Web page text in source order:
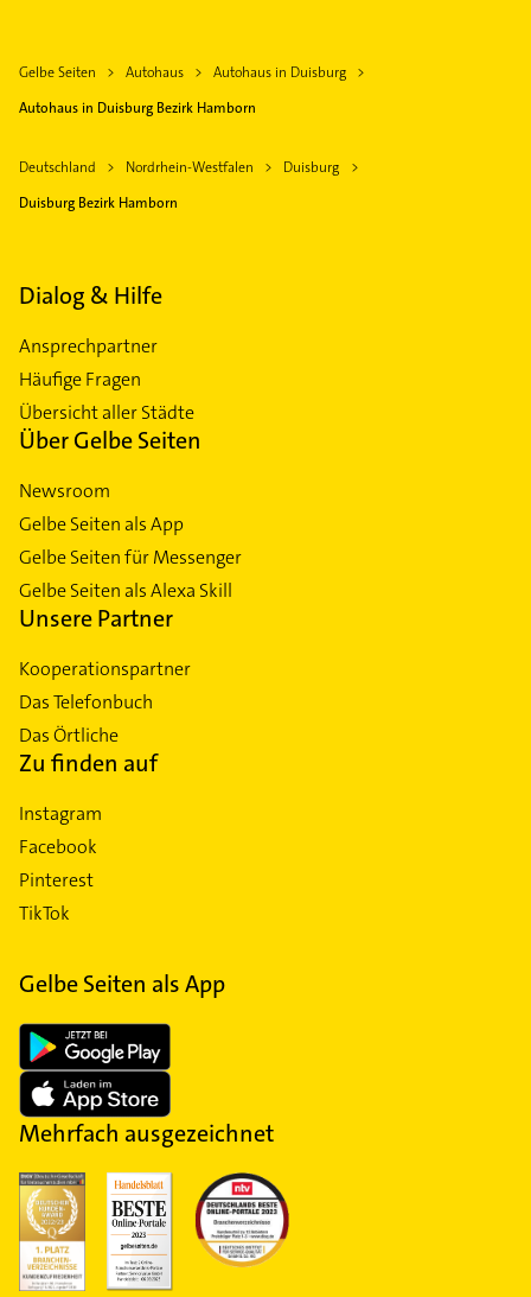
Gelbe Seiten Autohaus
Autohaus in Duisburg
Autohaus in Duisburg Bezirk Hamborn
Deutschland Nordrhein-Westfalen
Duisburg
Duisburg Bezirk Hamborn
Dialog & Hilfe
Ansprechpartner
Häufige Fragen
Übersicht aller Städte
Über Gelbe Seiten
Newsroom
Gelbe Seiten als App
Gelbe Seiten für Messenger
Gelbe Seiten als Alexa Skill
Unsere Partner
Kooperationspartner
Das Telefonbuch
Das Örtliche
Zu finden auf
Instagram
Facebook
Pinterest
TikTok
Gelbe Seiten als App
Mehrfach ausgezeichnet